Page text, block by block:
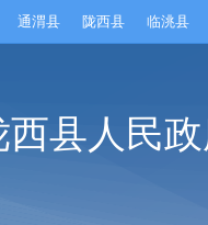
通渭县 陇西县 临洮县
西县人民